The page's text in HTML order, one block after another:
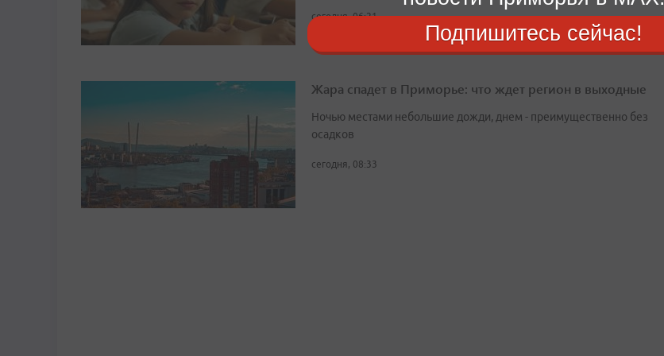
сегодня, 06:21
Жара спадет в Приморье: что ждет регион в выходные
Ночью местами небольшие дожди, днем - преимущественно без
осадков
сегодня, 08:33
Подпишитесь сейчас!